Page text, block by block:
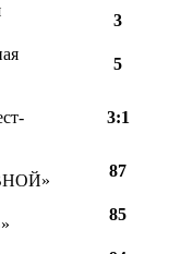
3
5
3:1
87
85